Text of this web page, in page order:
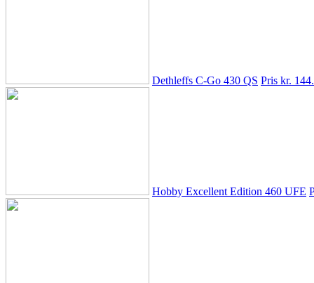
Dethleffs C-Go 430 QS Pris kr.
Hobby Excellent Edition 460 UFE